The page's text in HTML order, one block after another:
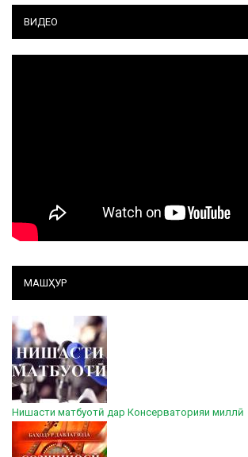
ВИДЕО
МАШҲУР
Нишасти матбуотӣ дар Консерваторияи миллӣ